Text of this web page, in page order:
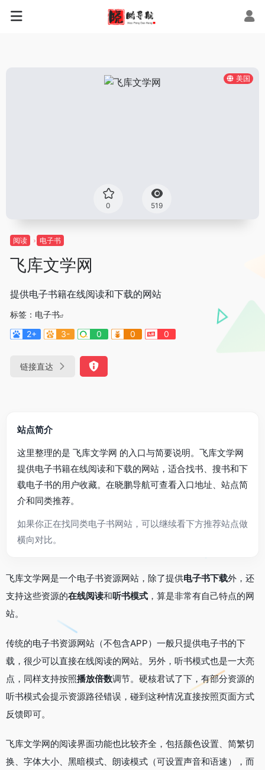
美国
0 519
阅读 电子书
飞库文学网
提供电子书籍在线阅读和下载的网站
标签： 电子书
2+
3- 0 0 0
链接直达
站点简介
这里整理的是 飞库文学网 的入口与简要说明。飞库文学网
提供电子书籍在线阅读和下载的网站，适合找书、搜书和下
载电子书的用户收藏。在晓鹏导航可查看入口地址、站点简
介和同类推荐。
如果你正在找同类电子书网站，可以继续看下方推荐站点做
横向对比。
飞库文学网是一个电子书资源网站，除了提供电子书下载外，还
支持这些资源的在线阅读和听书模式 ，算是非常有自己特点的网
站。
传统的电子书资源网站（不包含APP）一般只提供电子书的下
载，很少可以直接在线阅读的网站。另外，听书模式也是一大亮
点，同样支持按照播放倍数调节。硬核君试了下，有部分资源的
听书模式会提示资源路径错误，碰到这种情况直接按照页面方式
反馈即可。
飞库文学网的阅读界面功能也比较齐全，包括颜色设置、简繁切
换、字体大小、黑暗模式、朗读模式（可设置声音和语速），而